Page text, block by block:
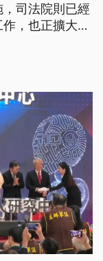
司法院則已經
，也正擴大推